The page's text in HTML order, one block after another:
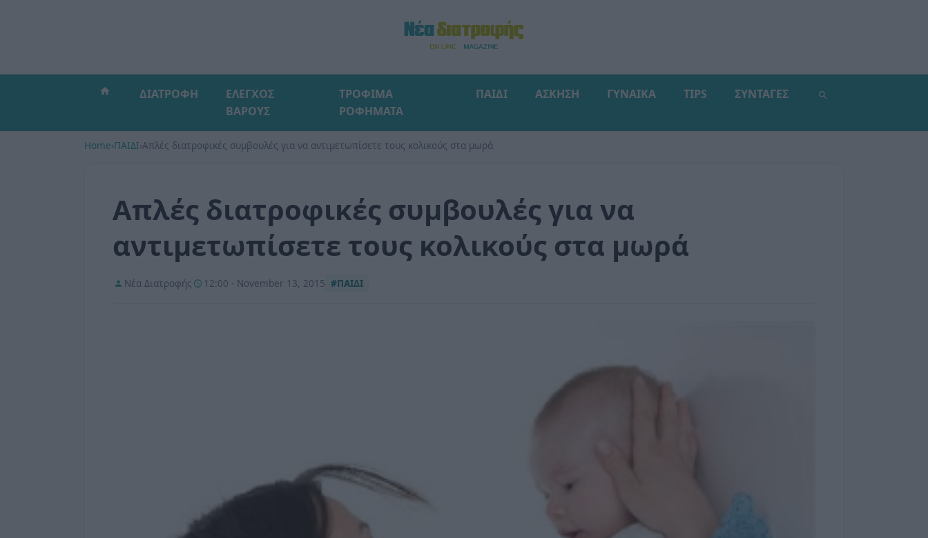
ΔΙΑΤΡΟΦΗ
ΕΛΕΓΧΟΣ
ΒΑΡΟΥΣ
ΤΡΟΦΙΜΑ
ΡΟΦΗΜΑΤΑ
ΠΑΙΔΙ ΑΣΚΗΣΗ ΓΥΝΑΙΚΑ TIPS ΣΥΝΤΑΓΕΣ
Home›ΠΑΙΔΙ›Απλές διατροφικές συμβουλές για να αντιμετωπίσετε τους κολικούς στα μωρά
Απλές διατροφικές συμβουλές για να
αντιμετωπίσετε τους κολικούς στα μωρά
Νέα Διατροφής 12:00 - November 13, 2015 #ΠΑΙΔΙ